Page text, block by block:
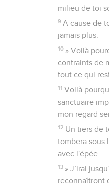
milieu de toi
9 A cause de
jamais plus.
10 » Voilà
contraints de
tout ce qui
11 Voilà
sanctuaire
mon regard
12 Un tiers de
tombera sous
avec l'épée.
13 » J’irai
reconnaîtront